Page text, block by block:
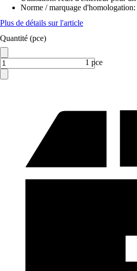
Norme / marquage d'homologation:
Plus de détails sur l'article
Quantité (pce)
1 pce